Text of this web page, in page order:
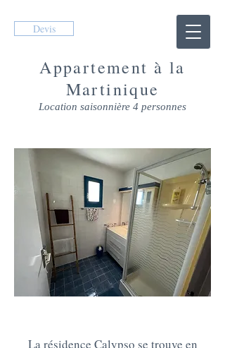
Appartement à la
Martinique
Location saisonnière 4 personnes
Devis
La résidence Calypso se trouve en